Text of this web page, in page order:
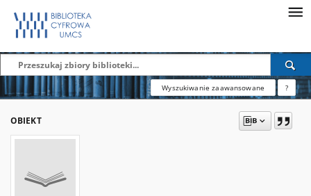
Wyszukiwanie zaawansowane ?
OBIEKT